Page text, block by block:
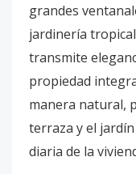
grandes
jardinería
transmite
propiedad
manera natural,
terraza y el
diaria de la